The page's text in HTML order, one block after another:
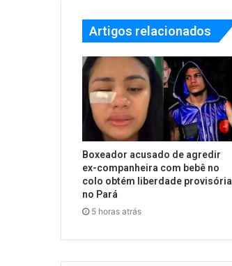
Artigos relacionados
Boxeador acusado de agredir
ex-companheira com bebê no
colo obtém liberdade provisória
no Pará
5 horas atrás